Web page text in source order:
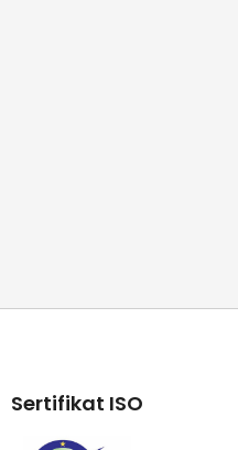
Sertifikat ISO